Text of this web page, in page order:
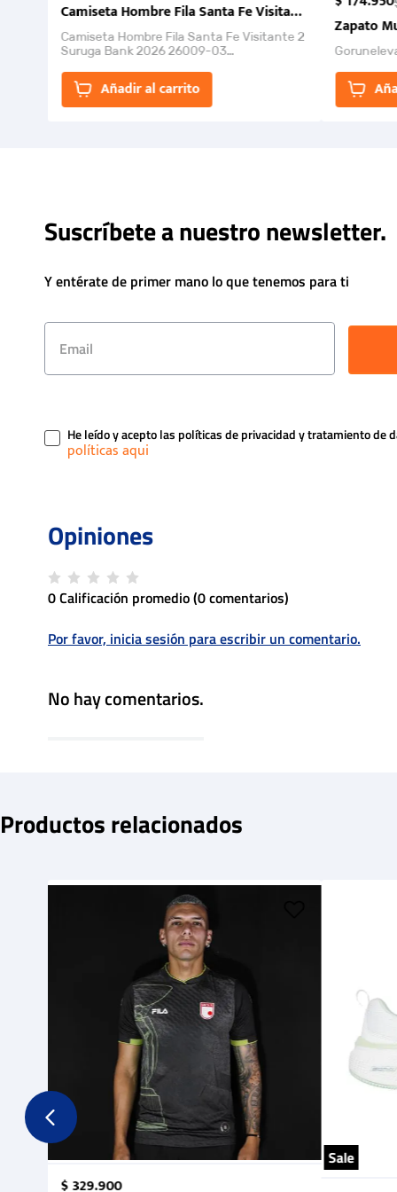
Camiseta Hombre Fila Santa Fe Visitante 2 Suruga
Camiseta Hombre Fila Santa Fe Visitante 2
Suruga Bank 2026 26009-03
la Et...
Añadir al carrito
Zapato
Suscríbete a nuestro newsletter.
Y entérate de primer mano lo que tenemos para ti
He leído y acepto las políticas de privacidad y tratamiento de
0 Calificación promedio(0 comentarios)
Por favor, inicia sesión para escribir un comentario.
No hay comentarios.
Productos relacionados
$329.900
Sale